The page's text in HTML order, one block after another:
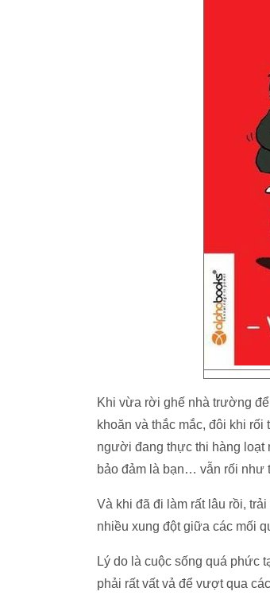
Khi vừa rời ghế nhà trường
khoăn và thắc mắc, đôi khi
người đang thực thi hàng loạt
bảo đảm là bạn… vẫn rối như
Và khi đã đi làm rất lâu rồi,
nhiều xung đột giữa các mối
Lý do là cuộc sống quá phức
phải rất vất vả để vượt qua